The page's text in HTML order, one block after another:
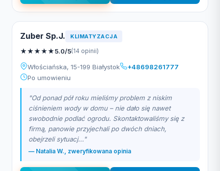
Zuber Sp.J. KLIMATYZACJA
★★★★★5.0/5(14 opinii)
Włościańska, 15-199 Białystok
+48698261777
Po umowieniu
"Od ponad pół roku mieliśmy problem z niskim
ciśnieniem wody w domu – nie dało się nawet
swobodnie podlać ogrodu. Skontaktowaliśmy się z
firmą, panowie przyjechali po dwóch dniach,
obejrzeli sytuacj..."
— Natalia W., zweryfikowana opinia